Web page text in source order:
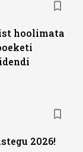
hoolimata
2026!